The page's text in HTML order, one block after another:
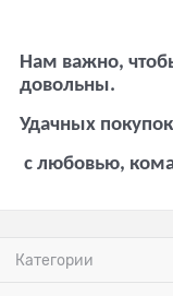
Нам важно,
довольны.
Удачных
с любовью,
Категории